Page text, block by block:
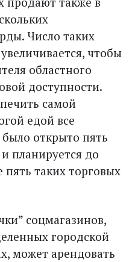
Число таких
чтобы
областного
доступности.
самой
едой все
открыто пять
планируется до
пять таких торговых
соцмагазинов,
городской
может арендовать